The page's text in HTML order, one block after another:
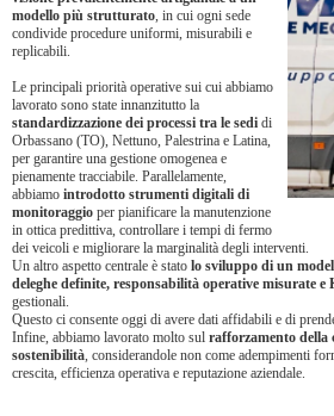
modello più strutturato , in cui ogni sede
condivide procedure uniformi, misurabili e
replicabili.
Le principali priorità operative sui cui abbiamo
lavorato sono state innanzitutto la
standardizzazione dei processi tra le sedi di
Orbassano (TO), Nettuno, Palestrina e Latina,
per garantire una gestione omogenea e
pienamente tracciabile. Parallelamente,
abbiamo introdotto strumenti digitali di
monitoraggio per pianificare la manutenzione
in ottica predittiva, controllare i tempi di fermo
dei veicoli e migliorare la marginalità degli interventi.
Un altro aspetto centrale è stato lo sviluppo di un
deleghe definite, responsabilità operative misurate e
gestionali.
Questo ci consente oggi di avere dati affidabili e di
Infine, abbiamo lavorato molto sul rafforzamento della
sostenibilità , considerandole non come adempimenti
crescita, efficienza operativa e reputazione aziendale.